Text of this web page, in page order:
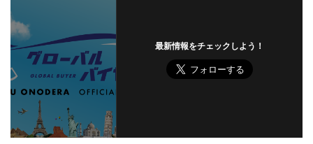
最新情報をチェックしよう！